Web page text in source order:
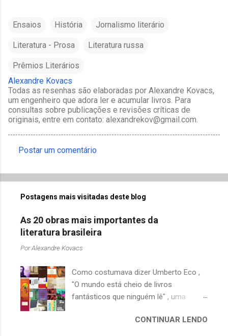
Ensaios História Jornalismo literário
Literatura - Prosa Literatura russa
Prêmios Literários
Alexandre Kovacs
Todas as resenhas são elaboradas por Alexandre Kovacs,
um engenheiro que adora ler e acumular livros. Para
consultas sobre publicações e revisões críticas de
originais, entre em contato: alexandrekov@gmail.com.
o
n
t
á
o
s
Postar um comentário
Postagens mais visitadas deste blog
As 20 obras mais importantes da
literatura brasileira
PorAlexandre Kovacs
Como costumava dizer Umberto Eco ,
"O mundo está cheio de livros
fantásticos que ninguém lê" , uma
quando falamos de clássicos da
CONTINUAR LENDO